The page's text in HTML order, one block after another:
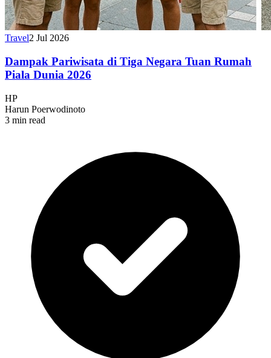
Travel2 Jul 2026
Dampak Pariwisata di Tiga Negara Tuan Rumah
Piala Dunia 2026
HP
Harun Poerwodinoto
3 min read